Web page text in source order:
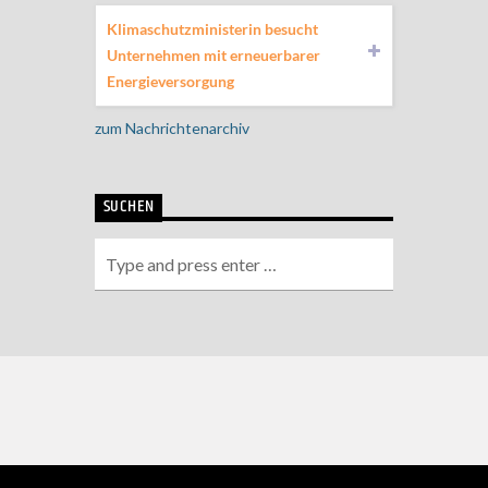
Klimaschutzministerin besucht
Unternehmen mit erneuerbarer
Energieversorgung
zum Nachrichtenarchiv
SUCHEN